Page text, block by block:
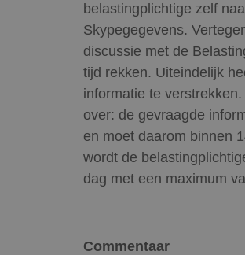
belastingplichtige zelf
Skypegegevens.
discussie met de
tijd rekken. Uiteindelijk
informatie te
over: de gevraagde
en moet daarom binnen
wordt de
dag met een maximum
Commentaar